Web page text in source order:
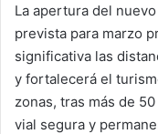
La apertura del
prevista para marzo
significativa las
y fortalecerá el
zonas, tras más de
vial segura y